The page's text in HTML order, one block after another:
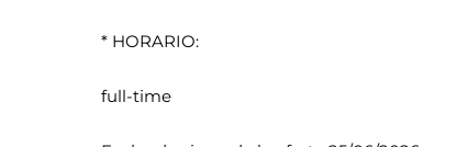
* HORARIO:
full-time